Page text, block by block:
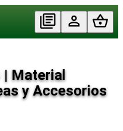
| Material
y Accesorios